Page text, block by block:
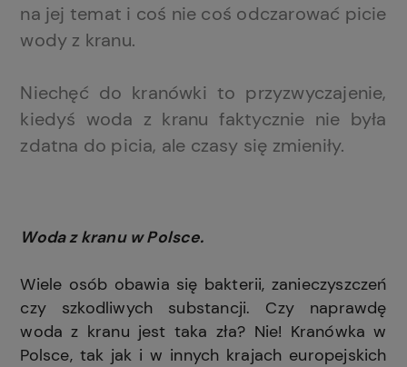
na jej temat i coś nie coś odczarować picie
wody z kranu.
Niechęć do kranówki to przyzwyczajenie,
kiedyś woda z kranu faktycznie nie była
zdatna do picia, ale czasy się zmieniły.
Woda z kranu w Polsce.
Wiele osób obawia się bakterii, zanieczyszczeń
czy szkodliwych substancji. Czy naprawdę
woda z kranu jest taka zła? Nie! Kranówka w
Polsce, tak jak i w innych krajach europejskich